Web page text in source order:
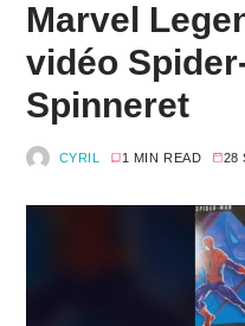
Marvel
vidéo
Spinneret
CYRIL 1 MIN READ 28